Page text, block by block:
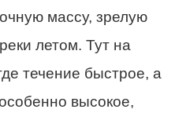
массу, зрелую
летом. Тут на
течение быстрое, а
высокое,